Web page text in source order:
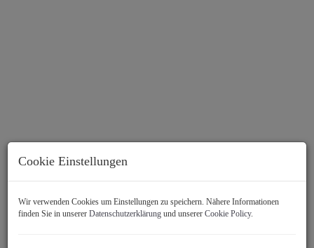
Beschreibung
Cookie Einstellungen
Wir verwenden Cookies um Einstellungen zu speichern. Nähere Informationen
finden Sie in unserer Datenschutzerklärung und unserer Cookie Policy.